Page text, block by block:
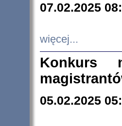
07.02.2025
więcej...
Konkurs
05.02.2025